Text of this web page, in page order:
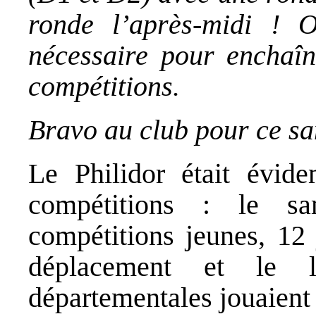
ronde l’après-midi !
nécessaire pour
compétitions.
Bravo au club pour ce
Le Philidor était
compétitions : le
compétitions jeunes,
déplacement et le
départementales